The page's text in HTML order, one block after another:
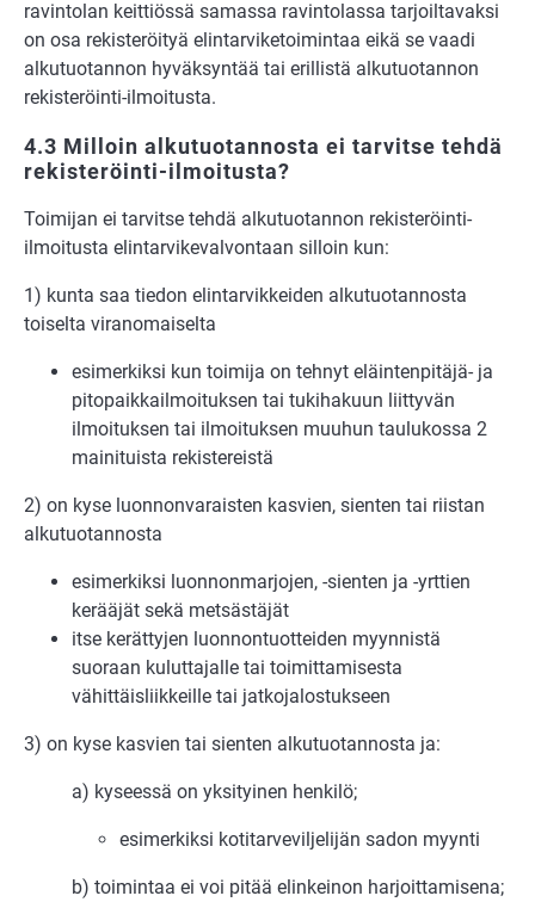
ravintolan keittiössä samassa ravintolassa tarjoiltavaksi
on osa rekisteröityä elintarviketoimintaa eikä se vaadi
alkutuotannon hyväksyntää tai erillistä alkutuotannon
rekisteröinti-ilmoitusta.
4.3 Milloin alkutuotannosta ei tarvitse tehdä
rekisteröinti-ilmoitusta?
Toimijan ei tarvitse tehdä alkutuotannon rekisteröinti-
ilmoitusta elintarvikevalvontaan silloin kun:
1) kunta saa tiedon elintarvikkeiden alkutuotannosta
toiselta viranomaiselta
esimerkiksi kun toimija on tehnyt eläintenpitäjä- ja
pitopaikkailmoituksen tai tukihakuun liittyvän
ilmoituksen tai ilmoituksen muuhun taulukossa 2
mainituista rekistereistä
2) on kyse luonnonvaraisten kasvien, sienten tai riistan
alkutuotannosta
esimerkiksi luonnonmarjojen, -sienten ja -yrttien
kerääjät sekä metsästäjät
itse kerättyjen luonnontuotteiden myynnistä
suoraan kuluttajalle tai toimittamisesta
vähittäisliikkeille tai jatkojalostukseen
3) on kyse kasvien tai sienten alkutuotannosta ja:
a) kyseessä on yksityinen henkilö;
esimerkiksi kotitarveviljelijän sadon myynti
b) toimintaa ei voi pitää elinkeinon harjoittamisena;